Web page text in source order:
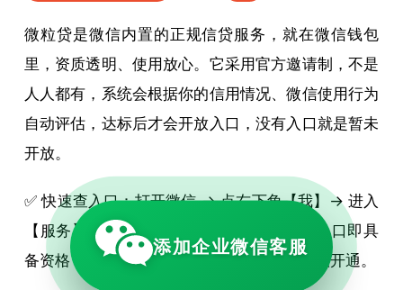
微粒贷是微信内置的正规信贷服务，就在微信钱包
里，资质透明、使用放心。它采用官方邀请制，不是
人人都有，系统会根据你的信用情况、微信使用行为
自动评估，达标后才会开放入口，没有入口就是暂未
开放。
✅ 快速查入口：打开微信 → 点右下角【我】→ 进入
【服务】→ 在页面里找【微粒贷借钱】有入口即具
备资格，可直接查看额度；无入口则暂时无法开通。
添加企业微信客服